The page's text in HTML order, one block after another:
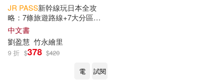
可港澳店取(2)
可新加坡店取(2)
JR PASS新幹線玩日本全攻
略：7條旅遊路線+7大分區導
覽，從購買兌換到搭乘使用，
從行程規畫到最新資訊，一票
到底輕鬆遊全日本【附贈「隨
身帶著走」日本插畫家手繪和
中文書
劉盈慧 竹永繪里
9 折 $378 $420
電
試閱